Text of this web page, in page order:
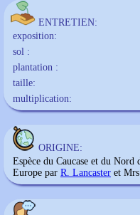
ENTRETIEN:
exposition:
sol :
plantation :
taille:
multiplication:
ORIGINE:
Espèce du Caucase et du
Europe par R. Lancaster et